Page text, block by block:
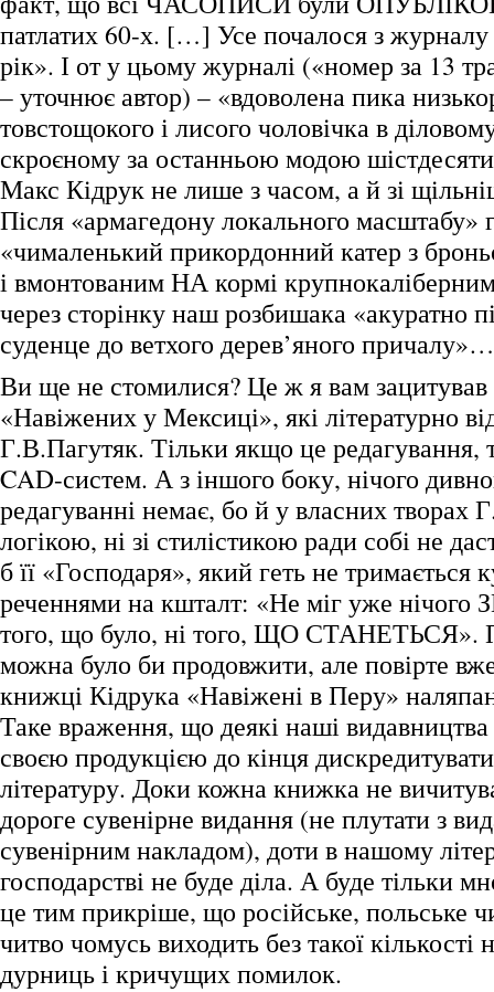
патлатих 60-х. […] Усе почалося з
рік». І от у цьому журналі («номер за 13
– уточнює автор) – «вдоволена пика
товстощокого і лисого чоловічка в
скроєному за останньою модою
Макс Кідрук не лише з часом, а й зі
Після «армагедону локального масштабу»
«чималенький прикордонний катер з
і вмонтованим НА кормі
через сторінку наш розбишака «акуратно
суденце до ветхого дерев’яного причалу»…
Ви ще не стомилися? Це ж я вам
«Навіжених у Мексиці», які літературно
Г.В.Пагутяк. Тільки якщо це редагування,
CAD-систем. А з іншого боку, нічого
редагуванні немає, бо й у власних творах
логікою, ні зі стилістикою ради собі не
б її «Господаря», який геть не тримається
реченнями на кшталт: «Не міг уже
того, що було, ні того, ЩО СТАНЕТЬСЯ».
можна було би продовжити, але повірте
книжці Кідрука «Навіжені в Перу»
Таке враження, що деякі наші видавництва
своєю продукцією до кінця
літературу. Доки кожна книжка не
дороге сувенірне видання (не плутати з
сувенірним накладом), доти в нашому
господарстві не буде діла. А буде тільки
це тим прикріше, що російське, польське
читво чомусь виходить без такої кількості
дурниць і кричущих помилок.